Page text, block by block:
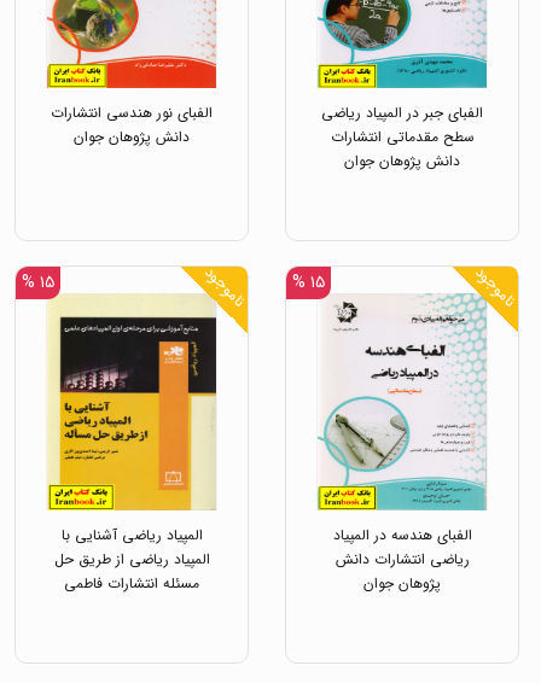
الفبای جبر در المپیاد ریاضی
سطح مقدماتی انتشارات
دانش پژوهان جوان
الفبای نور هندسی انتشارات
دانش پژوهان جوان
ناموجود ۱۵ %
الفبای هندسه در المپیاد
ریاضی انتشارات دانش
پژوهان جوان
ناموجود ۱۵ %
المپیاد ریاضی آشنایی با
المپیاد ریاضی از طریق حل
مسئله انتشارات فاطمی